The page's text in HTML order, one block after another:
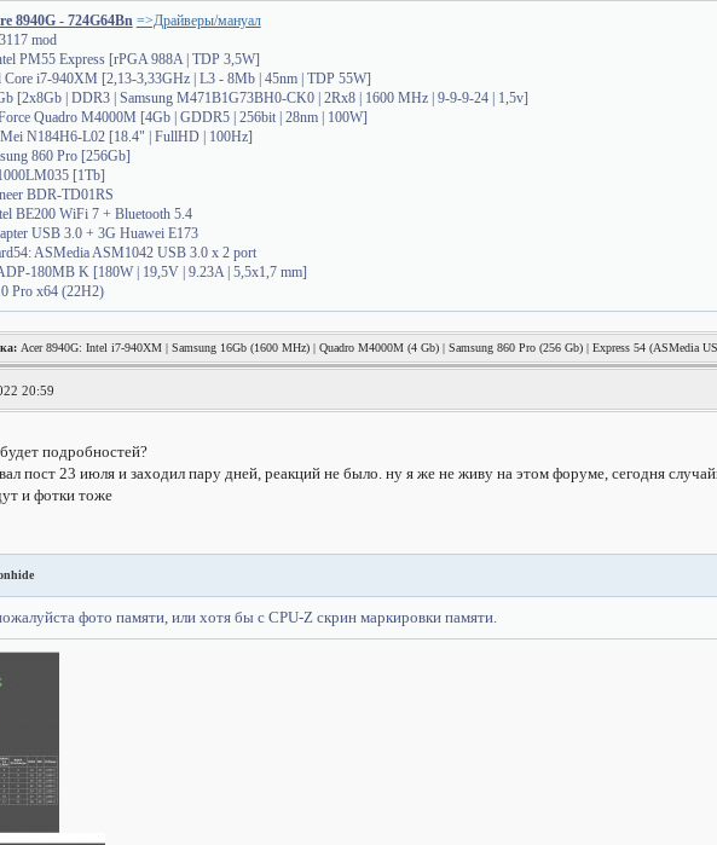
8940G - 724G64Bn =>Драйверы/мануал
mod
PM55 Express [rPGA 988A | TDP 3,5W]
Core i7-940XM [2,13-3,33GHz | L3 - 8Mb | 45nm | TDP 55W]
[2x8Gb | DDR3 | Samsung M471B1G73BH0-CK0 | 2Rx8 | 1600 MHz | 9-9-9-24 | 1,5v]
Quadro М4000M [4Gb | GDDR5 | 256bit | 28nm | 100W]
N184H6-L02 [18.4" | FullHD | 100Hz]
860 Pro [256Gb]
[1Tb]
BDR-TD01RS
BE200 WiFi 7 + Bluetooth 5.4
USB 3.0 + 3G Huawei E173
ASMedia ASM1042 USB 3.0 x 2 port
180MB K [180W | 19,5V | 9.23A | 5,5x1,7 mm]
Pro x64 (22H2)
Acer 8940G: Intel i7-940XM | Samsung 16Gb (1600 MHz) | Quadro M4000M (4 Gb) | Samsung 860 Pro (256 Gb) | Express 54 (ASMedia
20:59
подробностей?
пост 23 июля и заходил пару дней, реакций не было. ну я же не живу на этом форуме, сегодня
и фотки тоже
фото памяти, или хотя бы с CPU-Z скрин маркировки памяти.